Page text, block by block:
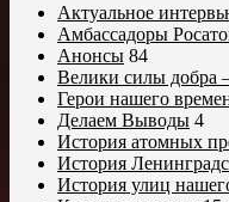
Актуальное
Амбассадоры
Анонсы 84
Велики силы
Герои нашего
Делаем Выводы 4
История атомных
История
История улиц